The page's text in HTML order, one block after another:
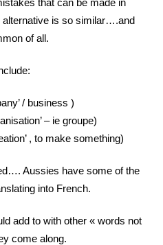
that can be made in
alternative is so similar….and
of all.
/ business )
– ie groupe)
, to make something)
Aussies have some of the
into French.
add to with other « words not
come along.